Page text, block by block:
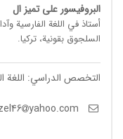
البروفیسور علی تمیز ال
أستاذ في اللغة الفارسیة
السلجوق بقونیة، ترکیا.
التخصص الدراسي: اللغة
yahoo.com